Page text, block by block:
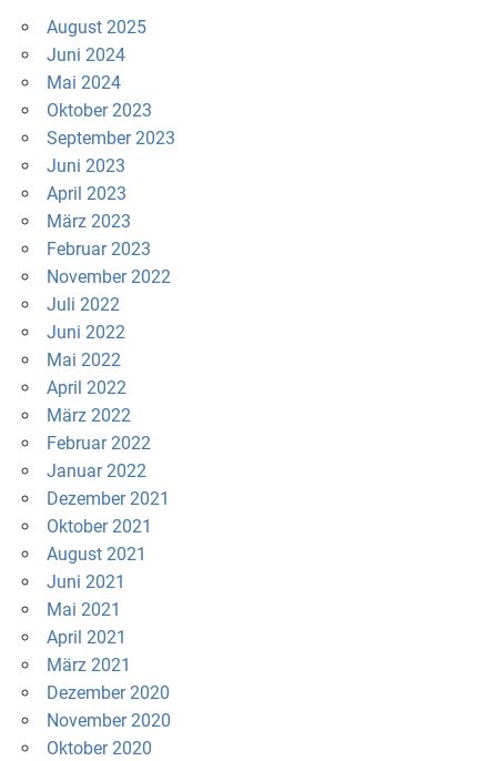
August 2025
Juni 2024
Mai 2024
Oktober 2023
September 2023
Juni 2023
April 2023
März 2023
Februar 2023
November 2022
Juli 2022
Juni 2022
Mai 2022
April 2022
März 2022
Februar 2022
Januar 2022
Dezember 2021
Oktober 2021
August 2021
Juni 2021
Mai 2021
April 2021
März 2021
Dezember 2020
November 2020
Oktober 2020